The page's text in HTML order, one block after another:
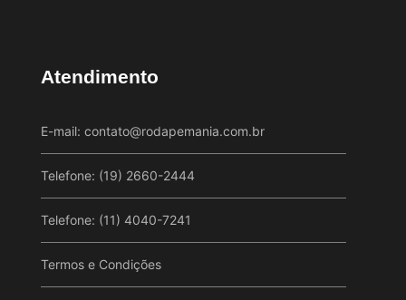
Atendimento
E-mail: contato@rodapemania.com.br
Telefone: (19) 2660-2444
Telefone: (11) 4040-7241
Termos e Condições